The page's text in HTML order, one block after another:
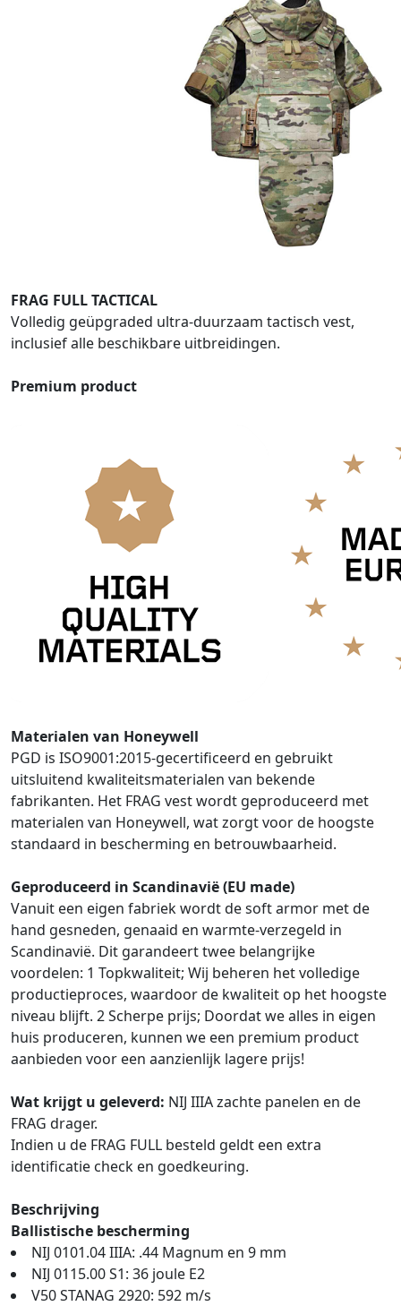
FRAG FULL TACTICAL
Volledig geüpgraded ultra-duurzaam tactisch vest,
inclusief alle beschikbare uitbreidingen.
Premium product
Materialen van Honeywell
PGD is ISO9001:2015-gecertificeerd en gebruikt
uitsluitend kwaliteitsmaterialen van bekende
fabrikanten. Het FRAG vest wordt geproduceerd met
materialen van Honeywell, wat zorgt voor de hoogste
standaard in bescherming en betrouwbaarheid.
Geproduceerd in Scandinavië (EU made)
Vanuit een eigen fabriek wordt de soft armor met de
hand gesneden, genaaid en warmte-verzegeld in
Scandinavië. Dit garandeert twee belangrijke
voordelen: 1 Topkwaliteit; Wij beheren het volledige
productieproces, waardoor de kwaliteit op het hoogste
niveau blijft. 2 Scherpe prijs; Doordat we alles in eigen
huis produceren, kunnen we een premium product
aanbieden voor een aanzienlijk lagere prijs!
Wat krijgt u geleverd: NIJ IIIA zachte panelen en de
FRAG drager.
Indien u de FRAG FULL besteld geldt een extra
identificatie check en goedkeuring.
Beschrijving
Ballistische bescherming
NIJ 0101.04 IIIA: .44 Magnum en 9 mm
NIJ 0115.00 S1: 36 joule E2
V50 STANAG 2920: 592 m/s